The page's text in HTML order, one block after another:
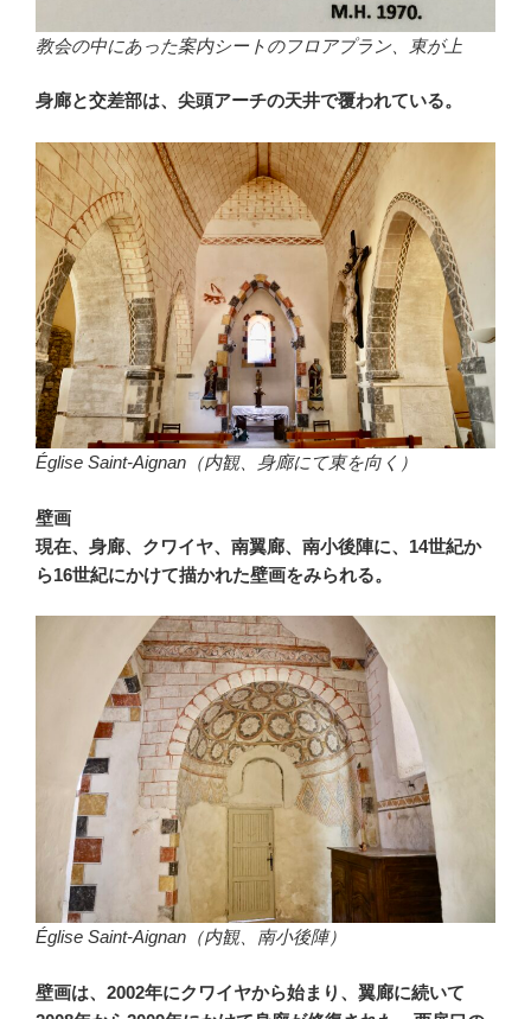
教会の中にあった案内シートのフロアプラン、東が上
身廊と交差部は、尖頭アーチの天井で覆われている。
Église Saint-Aignan（内観、身廊にて東を向く）
壁画
現在、身廊、クワイヤ、南翼廊、南小後陣に、14世紀か
ら16世紀にかけて描かれた壁画をみられる。
Église Saint-Aignan（内観、南小後陣）
壁画は、2002年にクワイヤから始まり、翼廊に続いて